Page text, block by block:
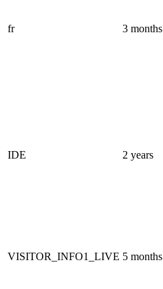
fr 3 months
IDE 2 years
VISITOR_INFO1_LIVE 5 months